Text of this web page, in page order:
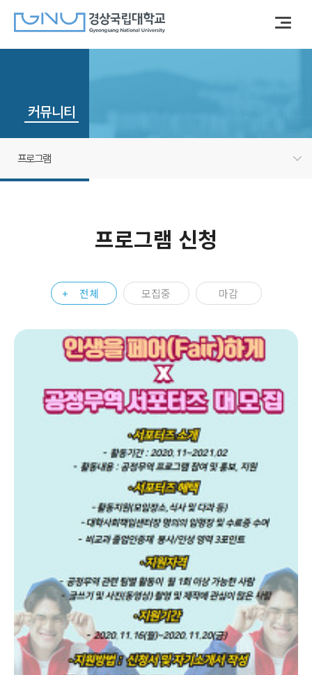
프로그램
커뮤니티
프로그램 신청
전체 모집중 마감